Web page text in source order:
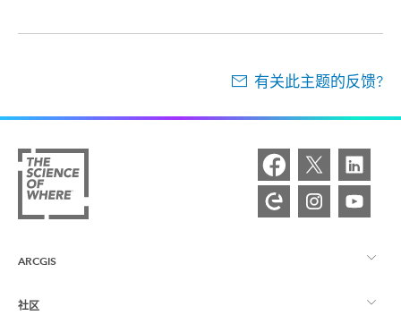
有关此主题的反馈?
ARCGIS
ArcGIS 概览
社区